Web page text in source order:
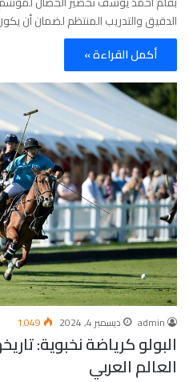
الدقيق والتدريب المنتظم لضمان أن
أكمل القراءة »
admin ديسمبر 4, 2024 1٬049
البولو كرياضة نخبوية:
العالم العربي